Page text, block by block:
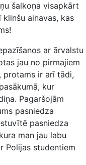
šalkoņa visapkārt
ainavas, kas
ar ārvalstu
jau no pirmajiem
protams ir arī tādi,
kur
Pagaršojām
pasniedza
pasniedza
man jau labu
Polijas studentiem